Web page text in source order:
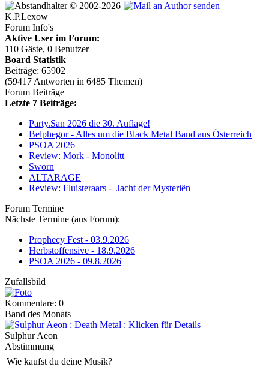
© 2002-2026
K.P.Lexow
Forum Info's
Aktive User im Forum:
110 Gäste, 0 Benutzer
Board Statistik
Beiträge: 65902
(59417 Antworten in 6485 Themen)
Forum Beiträge
Letzte 7 Beiträge:
Party.San 2026 die 30. Auflage!
Belphegor - Alles um die Black Metal Band aus Österreich
PSOA 2026
Review: Mork - Monolitt
Sworn
ALTARAGE
Review: Fluisteraars - Jacht der Mysteriën
Forum Termine
Nächste Termine (aus Forum):
Prophecy Fest - 03.9.2026
Herbstoffensive - 18.9.2026
PSOA 2026 - 09.8.2026
Zufallsbild
Kommentare: 0
Band des Monats
Sulphur Aeon
Abstimmung
Wie kaufst du deine Musik?